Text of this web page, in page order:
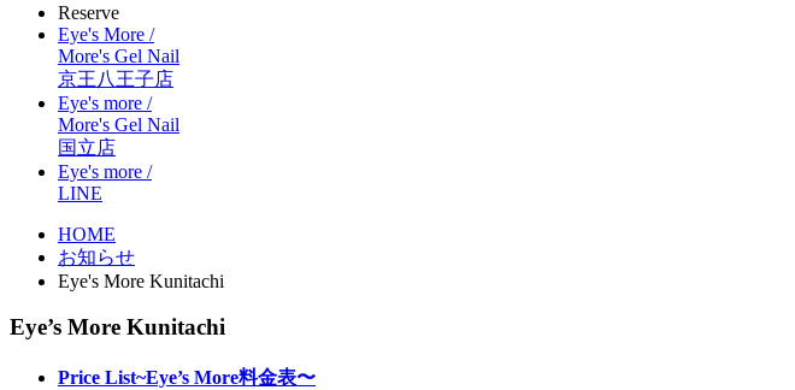
Reserve
Eye's More /
More's Gel Nail
京王八王子店
Eye's more /
More's Gel Nail
国立店
Eye's more /
LINE
HOME
お知らせ
Eye's More Kunitachi
Eye’s More Kunitachi
Price List~Eye’s More料金表〜